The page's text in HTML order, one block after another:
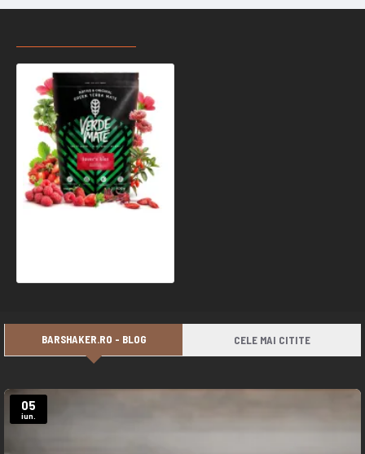
BARSHAKER.RO - BLOG CELE MAI CITITE
05
iun.